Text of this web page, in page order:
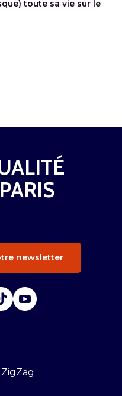
toute sa vie sur le
newsletter